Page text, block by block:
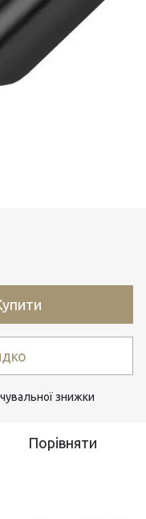
знижки
Порівняти